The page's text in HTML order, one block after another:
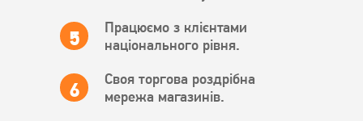
Працюємо з клієнтами
національного рівня.
Своя торгова роздрібна
мережа магазинів.